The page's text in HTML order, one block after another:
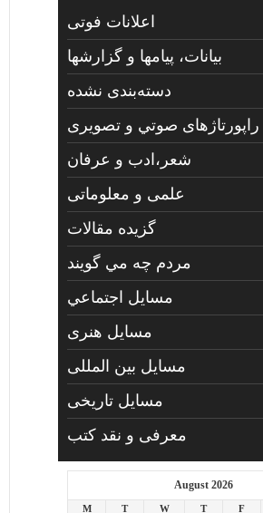
اعلانات فوتی
بیانات، پیامها و گزارشها
دسته‌بندی نشده
راپورتاژهای صوتي و تصويری
شعر،ادب و عرفان
علمی و معلوماتی
گزیده مقالات
مردم چه مي گويند
مسايل اجتماعي
مسايل هنری
مسایل بین المللی
مسایل تاریخی
معرفی و نقد کتب
August 2026
M T W T F